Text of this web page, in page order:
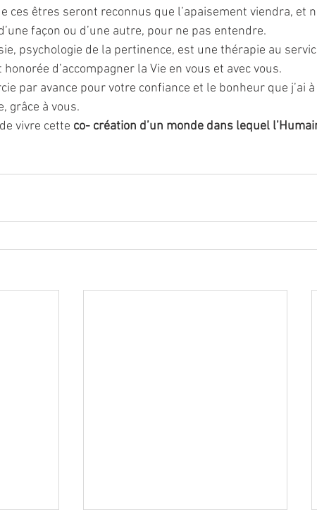
ces êtres seront reconnus que l’apaisement viendra, et
façon ou d’une autre, pour ne pas entendre.
psychologie de la pertinence, est une thérapie au
d’accompagner la Vie en vous et avec vous.
par avance pour votre confiance et le bonheur que j’ai
grâce à vous.
vivre cette co- création d’un monde dans lequel